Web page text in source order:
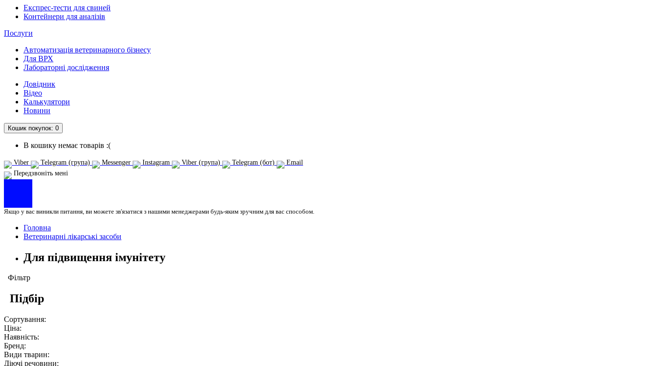
Експрес-тести для свиней
Контейнери для аналізів
Послуги
Автоматизація ветеринарного бізнесу
Для ВРХ
Лабораторні дослідження
Довідник
Відео
Калькулятори
Новини
Кошик покупок: 0
В кошику немає товарів :(
Viber Telegram (група) Messenger Instagram Viber (група) Telegram (бот)
Email
Передзвоніть мені
Якщо у вас виникли питання, ви можете зв'язатися з нашими менеджерами будь-яким зручним для вас способом.
Головна
Ветеринарні лікарські засоби
Для підвищення імунітету
Фільтр
Підбір
Сортування:
Ціна:
Наявність:
Бренд:
Види тварин:
Діючі речовини: